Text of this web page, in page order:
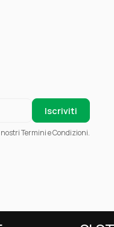
Termini e Condizioni.